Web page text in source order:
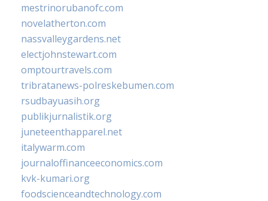
mestrinorubanofc.com
novelatherton.com
nassvalleygardens.net
electjohnstewart.com
omptourtravels.com
tribratanews-polreskebumen.com
rsudbayuasih.org
publikjurnalistik.org
juneteenthapparel.net
italywarm.com
journaloffinanceeconomics.com
kvk-kumari.org
foodscienceandtechnology.com